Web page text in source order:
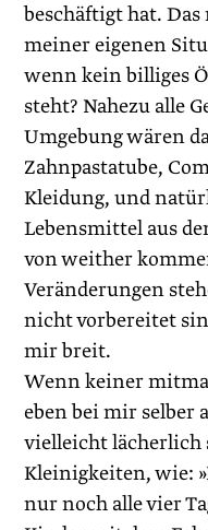
beschäftigt hat.
meiner eigenen
wenn kein billiges
steht? Nahezu alle
Umgebung wären
Zahnpastatube,
Kleidung, und
Lebensmittel aus
von weither
Veränderungen
nicht vorbereitet
mir breit.
Wenn keiner
eben bei mir selber
vielleicht lächerlich
Kleinigkeiten, wie:
nur noch alle vier